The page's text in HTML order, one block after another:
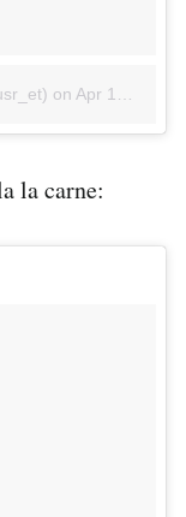
on Apr 15, 2017 at 10:46pm PDT
la carne: